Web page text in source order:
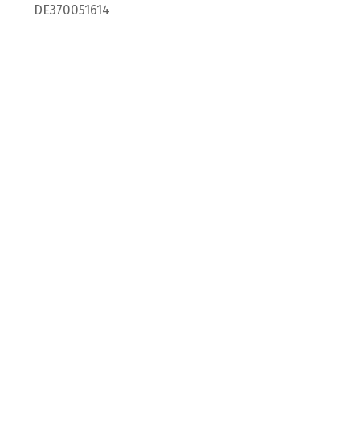
DE370051614